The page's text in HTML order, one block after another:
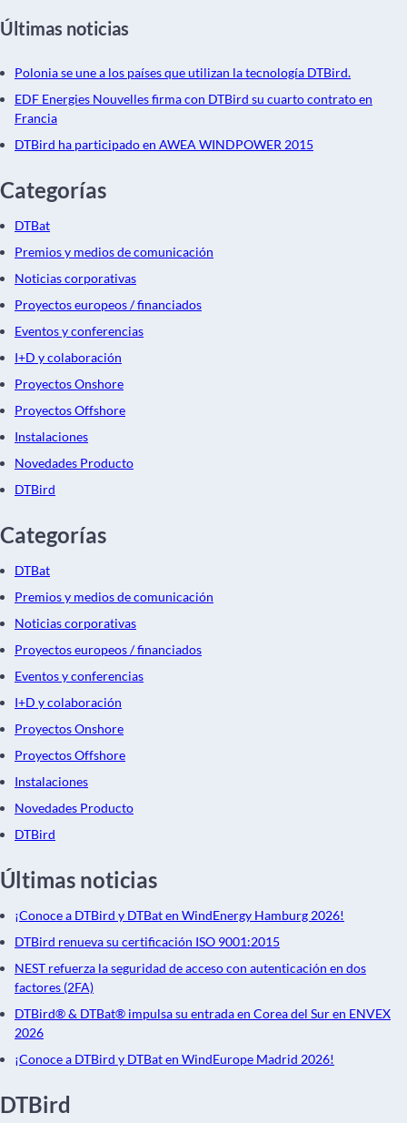
Últimas noticias
Polonia se une a los países que utilizan la tecnología DTBird.
EDF Energies Nouvelles firma con DTBird su cuarto contrato en
Francia
DTBird ha participado en AWEA WINDPOWER 2015
Categorías
DTBat
Premios y medios de comunicación
Noticias corporativas
Proyectos europeos / financiados
Eventos y conferencias
I+D y colaboración
Proyectos Onshore
Proyectos Offshore
Instalaciones
Novedades Producto
DTBird
Categorías
DTBat
Premios y medios de comunicación
Noticias corporativas
Proyectos europeos / financiados
Eventos y conferencias
I+D y colaboración
Proyectos Onshore
Proyectos Offshore
Instalaciones
Novedades Producto
DTBird
Últimas noticias
¡Conoce a DTBird y DTBat en WindEnergy Hamburg 2026!
DTBird renueva su certificación ISO 9001:2015
NEST refuerza la seguridad de acceso con autenticación en dos
factores (2FA)
DTBird® & DTBat® impulsa su entrada en Corea del Sur en ENVEX
2026
¡Conoce a DTBird y DTBat en WindEurope Madrid 2026!
DTBird